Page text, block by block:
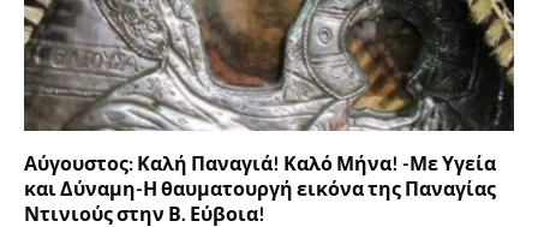
Αύγουστος: Καλή Παναγιά! Καλό Μήνα! -Με Υγεία
και Δύναμη-Η θαυματουργή εικόνα της Παναγίας
Ντινιούς στην Β. Εύβοια!